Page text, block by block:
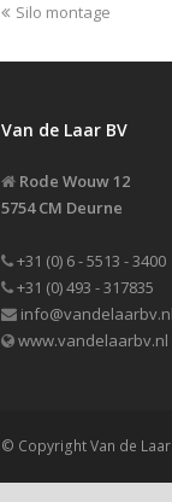
Silo montage
Van de Laar BV
Rode Wouw 12
5754 CM Deurne
+31 (0) 6 - 5513 - 3400
+31 (0) 493 - 317835
info@vandelaarbv.nl
www.vandelaarbv.nl
© Copyright Van de